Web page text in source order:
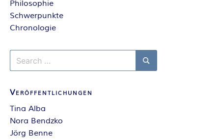
Philosophie
Schwerpunkte
Chronologie
Search
for:
Search
Veröffentlichungen
Tina Alba
Nora Bendzko
Jörg Benne